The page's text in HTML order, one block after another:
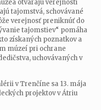
otvárajú verejnosti
tajomstvá, schovávané
verejnosť preniknúť do
tajomstiev“ pomáha
získaných poznatkov a
múzeí pri ochrane
uchovávaných v
v Trenčíne sa 13. mája
projektov v Átriu